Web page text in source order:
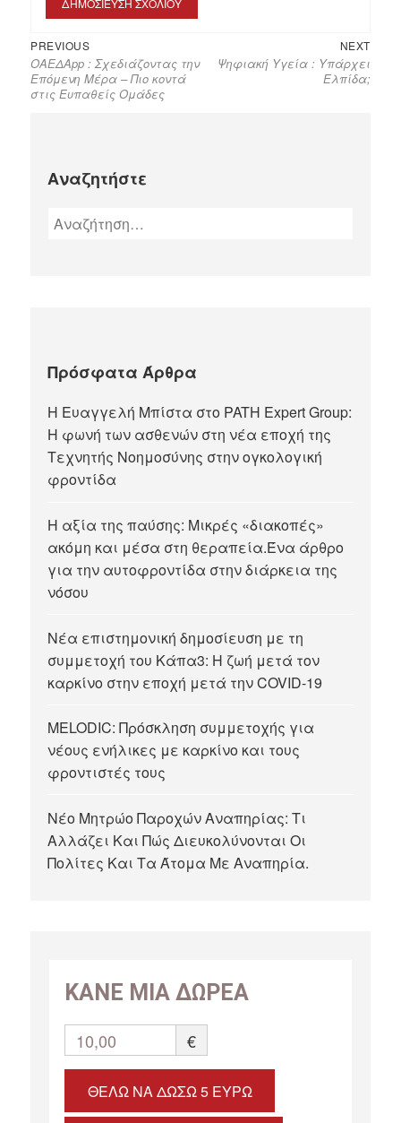
PREVIOUS
ΟΑΕΔΑpp : Σχεδιάζοντας την
Επόμενη Μέρα – Πιο κοντά
στις Ευπαθείς Ομάδες
NEXT
Ψηφιακή Υγεία : Υπάρχει
Ελπίδα;
Αναζητήστε
Πρόσφατα Άρθρα
Η Ευαγγελή Μπίστα στο PATH Expert Group:
Η φωνή των ασθενών στη νέα εποχή της
Τεχνητής Νοημοσύνης στην ογκολογική
φροντίδα
Η αξία της παύσης: Μικρές «διακοπές»
ακόμη και μέσα στη θεραπεία.Ένα άρθρο
για την αυτοφροντίδα στην διάρκεια της
νόσου
Νέα επιστημονική δημοσίευση με τη
συμμετοχή του Κάπα3: Η ζωή μετά τον
καρκίνο στην εποχή μετά την COVID-19
MELODIC: Πρόσκληση συμμετοχής για
νέους ενήλικες με καρκίνο και τους
φροντιστές τους
Νέο Μητρώο Παροχών Αναπηρίας: Τι
Αλλάζει Και Πώς Διευκολύνονται Οι
Πολίτες Και Τα Άτομα Με Αναπηρία.
ΚΑΝΕ ΜΙΑ ΔΩΡΕΑ
10,00 €
ΘΈΛΩ ΝΑ ΔΏΣΩ 5 ΕΥΡΏ